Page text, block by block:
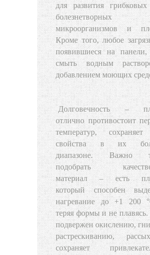
для развития
болезнетворных
микроорганизмов и
Кроме того, любое
появившиеся на панели,
смыть водным
добавлением моющих
Долговечность –
отлично противостоит
температур,
свойства в их
диапазоне. Важно
подобрать
материал – есть
который способен
нагревание до +1 200
теряя формы и не
подвержен окислению,
растрескиванию,
сохраняет